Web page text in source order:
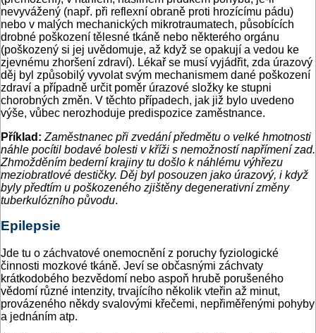
nevyvážený (např. při reflexní obraně proti hrozícímu pádu)
nebo v malých mechanických mikrotraumatech, působících
drobné poškození tělesné tkáně nebo některého orgánu
(poškozený si jej uvědomuje, až když se opakují a vedou ke
zjevnému zhoršení zdraví). Lékař se musí vyjádřit, zda úrazový
děj byl způsobilý vyvolat svým mechanismem dané poškození
zdraví a případně určit poměr úrazové složky ke stupni
chorobných změn. V těchto případech, jak již bylo uvedeno
výše, vůbec nerozhoduje predispozice zaměstnance.
Příklad: Zaměstnanec při zvedání předmětu o velké hmotnosti
náhle pocítil bodavé bolesti v kříži s nemožností napřímení zad.
Zhmožděním bederní krajiny tu došlo k náhlému výhřezu
meziobratlové destičky. Děj byl posouzen jako úrazový, i když
byly předtím u poškozeného zjištěny degenerativní změny
tuberkulózního původu.
Epilepsie
Jde tu o záchvatové onemocnění z poruchy fyziologické
činnosti mozkové tkáně. Jeví se občasnými záchvaty
krátkodobého bezvědomí nebo aspoň hrubě porušeného
vědomí různé intenzity, trvajícího několik vteřin až minut,
provázeného někdy svalovými křečemi, nepřiměřenými pohyby
a jednáním atp.